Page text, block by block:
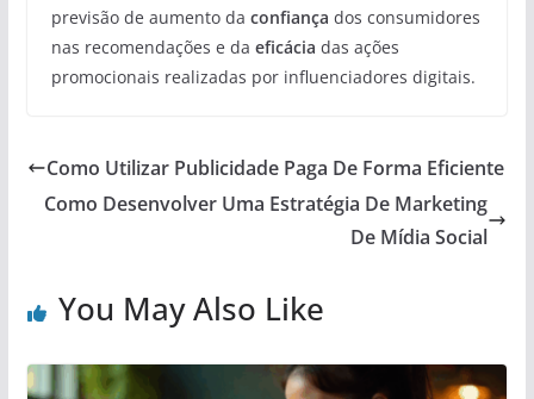
previsão de aumento da confiança dos consumidores
nas recomendações e da eficácia das ações
promocionais realizadas por influenciadores digitais.
Como Utilizar Publicidade Paga De Forma Eficiente
Como Desenvolver Uma Estratégia De Marketing
De Mídia Social
You May Also Like